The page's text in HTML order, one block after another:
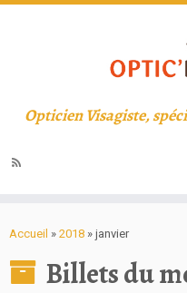
Opticien Visagiste,
Accueil » 2018 » janvier
Billets du